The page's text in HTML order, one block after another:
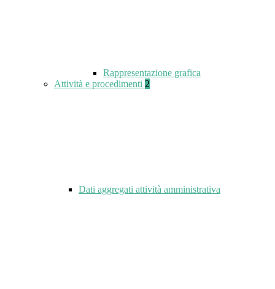
Rappresentazione grafica
Attività e procedimenti 2
Dati aggregati attività amministrativa